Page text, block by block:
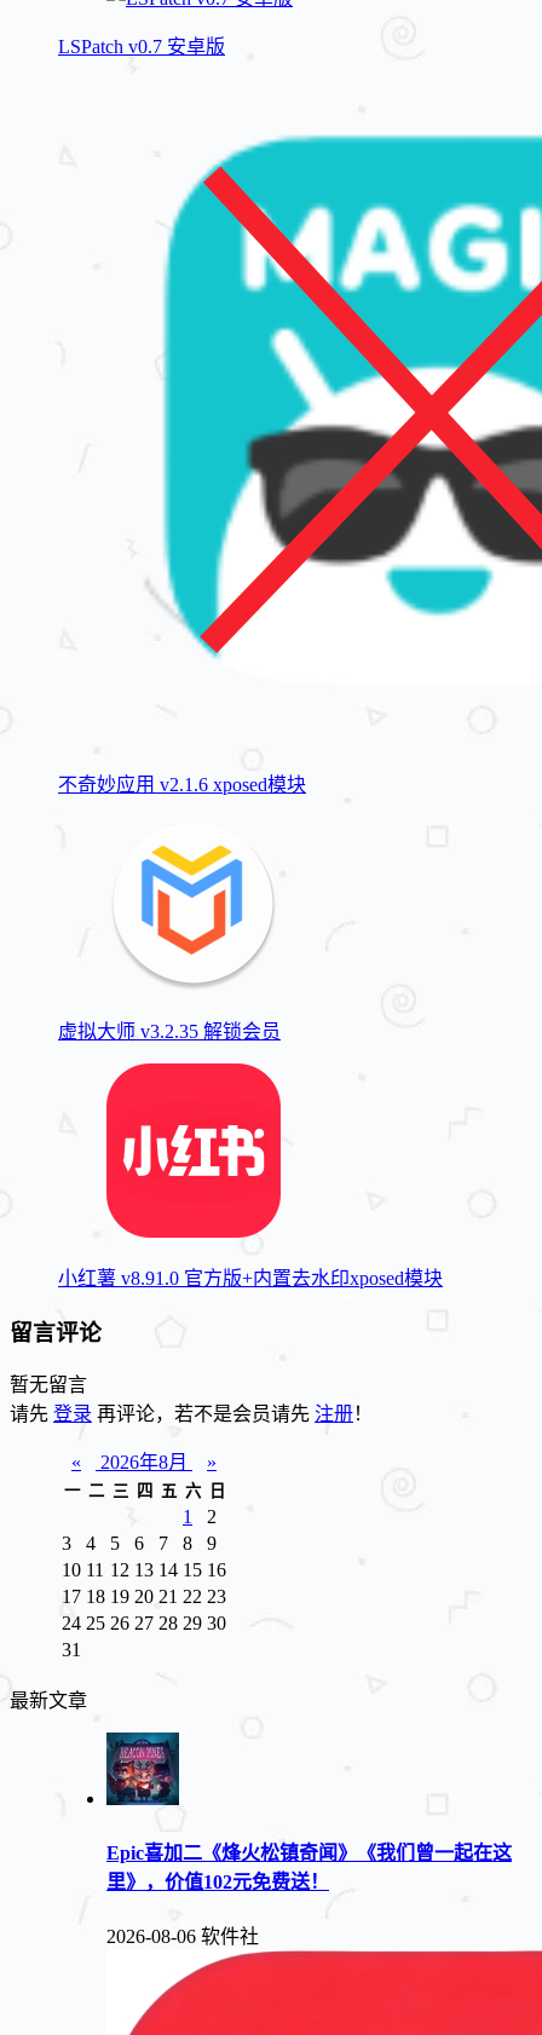
LSPatch v0.7 安卓版
不奇妙应用 v2.1.6 xposed模块
虚拟大师 v3.2.35 解锁会员
小红薯 v8.91.0 官方版+内置去水印xposed模块
留言评论
暂无留言
请先 登录 再评论，若不是会员请先 注册！
« 2026年8月 »
一 二 三 四 五 六 日
1
2
3
4 5 6 7 8
9
10 11 12 13 14 15 16
17 18 19 20 21 22 23
24 25 26 27 28 29 30
31
最新文章
Epic喜加二《烽火松镇奇闻》《我们曾一起在这
里》，价值102元免费送！
2026-08-06 软件社